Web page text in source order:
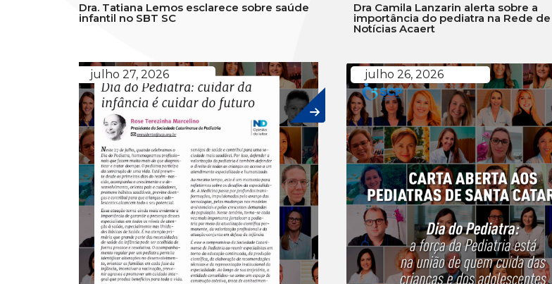
Dra. Tatiana Lemos esclarece sobre saúde
infantil no SBT SC
Dra Camila Lanzarin alerta sobre a
importância do pediatra na Rede de
Notícias Acaert
julho 27, 2026 julho 26, 2026